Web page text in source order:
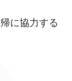
に協力する